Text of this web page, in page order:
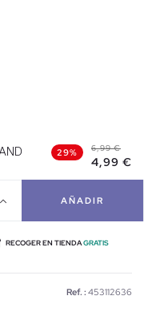
29% 6,99 €
4,99 €
AÑADIR
RECOGER EN TIENDAGRATIS
Ref. : 453112636